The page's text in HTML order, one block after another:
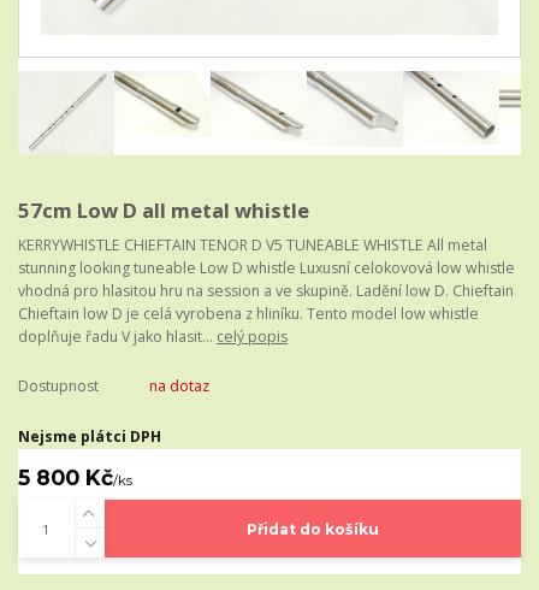
57cm Low D all metal whistle
KERRYWHISTLE CHIEFTAIN TENOR D V5 TUNEABLE WHISTLE All metal
stunning looking tuneable Low D whistle Luxusní celokovová low whistle
vhodná pro hlasitou hru na session a ve skupině. Ladění low D. Chieftain
Chieftain low D je celá vyrobena z hliníku. Tento model low whistle
doplňuje řadu V jako hlasit... celý popis
Dostupnost na dotaz
Nejsme plátci DPH
5 800 Kč/ks
Přidat do košíku